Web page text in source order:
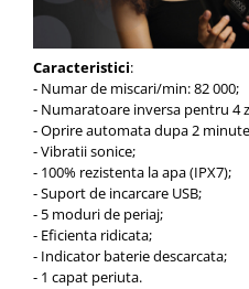
Caracteristici:
- Numar de miscari/min: 82 000;
- Numaratoare inversa pentru 4
- Oprire automata dupa 2
- Vibratii sonice;
- 100% rezistenta la apa (IPX7);
- Suport de incarcare USB;
- 5 moduri de periaj;
- Eficienta ridicata;
- Indicator baterie descarcata;
- 1 capat periuta.